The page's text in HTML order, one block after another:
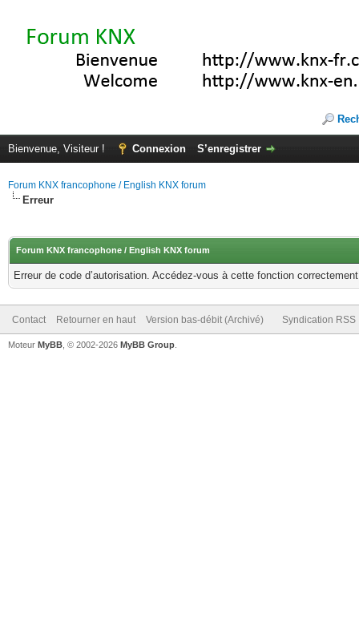
Bienvenue, Visiteur ! Connexion S’enregistrer
Forum KNX francophone / English KNX forum
Erreur
Forum KNX francophone / English KNX forum
Erreur de code d’autorisation. Accédez-vous à cette fonction
Contact Retourner en haut Version bas-débit (Archivé) Syndication RSS
Moteur MyBB , © 2002-2026 MyBB Group